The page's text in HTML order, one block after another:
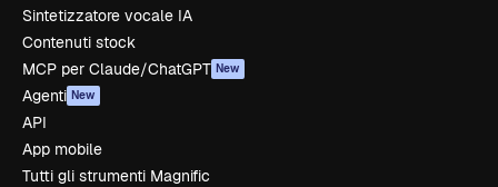
Sintetizzatore vocale IA
Contenuti stock
MCP per Claude/ChatGPT New
Agenti New
API
App mobile
Tutti gli strumenti Magnific